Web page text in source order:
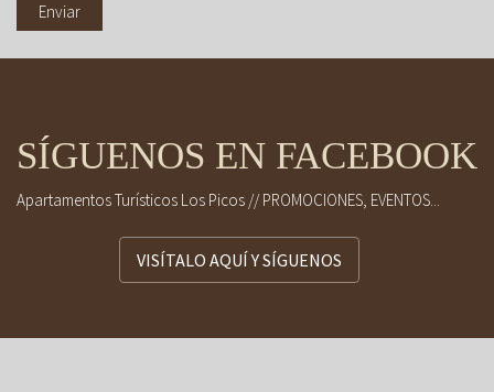
SÍGUENOS EN FACEBOOK
Apartamentos Turísticos Los Picos // PROMOCIONES, EVENTOS...
VISÍTALO AQUÍ Y SÍGUENOS